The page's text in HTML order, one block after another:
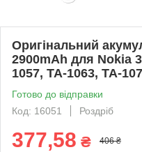
Оригінальний
2900mAh для Nokia
1057, TA-1063, TA-
Готово до відправки
Код: 16051
Роздріб
377,58 ₴ 406 ₴